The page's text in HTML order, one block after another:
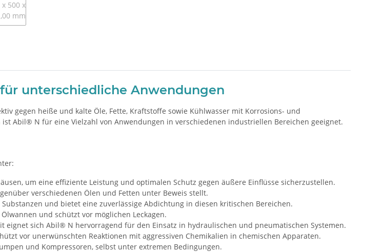
unterschiedliche Anwendungen
gegen heiße und kalte Öle, Fette, Kraftstoffe sowie Kühlwasser mit Korrosions- und
Abil® N für eine Vielzahl von Anwendungen in verschiedenen industriellen Bereichen geeignet.
um eine effiziente Leistung und optimalen Schutz gegen äußere Einflüsse sicherzustellen.
verschiedenen Ölen und Fetten unter Beweis stellt.
und bietet eine zuverlässige Abdichtung in diesen kritischen Bereichen.
und schützt vor möglichen Leckagen.
eignet sich Abil® N hervorragend für den Einsatz in hydraulischen und pneumatischen Systemen.
vor unerwünschten Reaktionen mit aggressiven Chemikalien in chemischen Apparaten.
und Kompressoren, selbst unter extremen Bedingungen.